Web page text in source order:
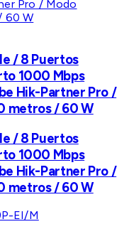
/ 8 Puertos
1000 Mbps
Hik-Partner Pro /
metros / 60 W
/ 8 Puertos
1000 Mbps
Hik-Partner Pro /
metros / 60 W
EI/M